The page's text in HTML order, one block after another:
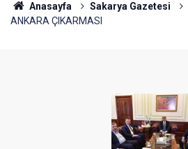
Anasayfa Sakarya Gazetesi
ANKARA ÇIKARMASI